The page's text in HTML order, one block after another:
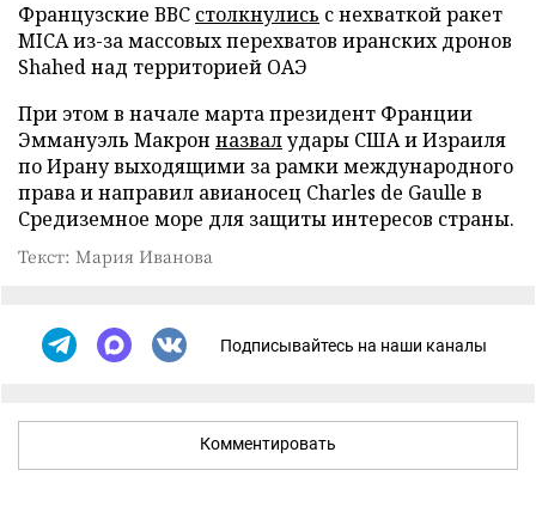
Французские ВВС столкнулись с нехваткой ракет
MICA из-за массовых перехватов иранских дронов
Shahed над территорией ОАЭ
При этом в начале марта президент Франции
Эммануэль Макрон назвалудары США и Израиля
по Ирану выходящими за рамки международного
права и направил авианосец Charles de Gaulle в
Средиземное море для защиты интересов страны.
Текст: Мария Иванова
Подписывайтесь на наши каналы
Комментировать